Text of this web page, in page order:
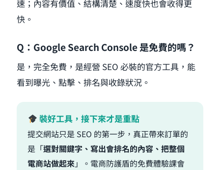
速；內容有價值、結構清楚、速度快也會收得更
快。
Q：Google Search Console 是免費的嗎？
是，完全免費，是經營 SEO 必裝的官方工具，能
看到曝光、點擊、排名與收錄狀況。
裝好工具，接下來才是重點
提交網站只是 SEO 的第一步，真正帶來訂單的
是「選對關鍵字、寫出會排名的內容、把整個
電商站做起來」。電商防護盾的免費體驗課會